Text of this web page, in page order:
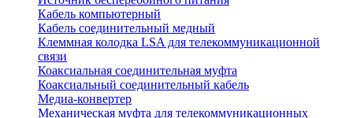
Кабель компьютерный
Кабель соединительный медный
Клеммная колодка LSA для телекоммуникационной
связи
Коаксиальная соединительная муфта
Коаксиальный соединительный кабель
Медиа-конвертер
Механическая муфта для телекоммуникационных